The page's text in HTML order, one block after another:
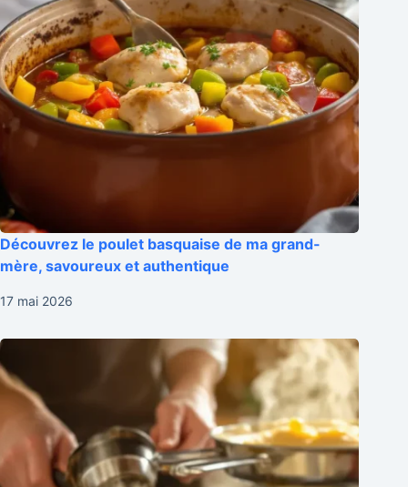
Découvrez le poulet basquaise de ma grand-
mère, savoureux et authentique
17 mai 2026